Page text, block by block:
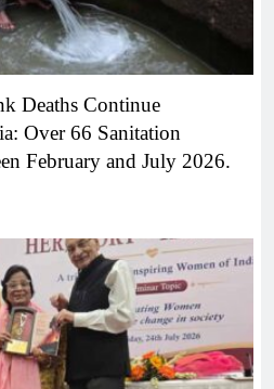
Deaths Continue
Over 66 Sanitation
February and July 2026.